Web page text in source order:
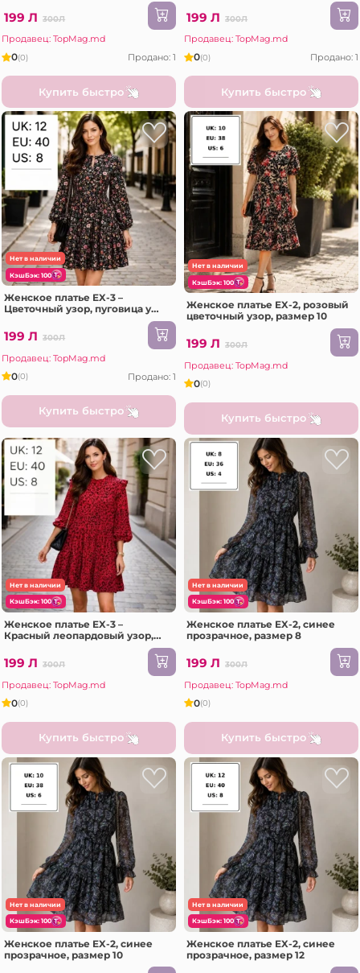
199 Л 300Л
Продавец: TopMag.md
0(0) Продано: 1
Купить быстро
199 Л 300Л
Продавец: TopMag.md
0(0) Продано: 1
Купить быстро
Нет в наличии
КэшБэк: 100
Женское платье EX-3 –
Цветочный узор, пуговица у
199 Л 300Л
Продавец: TopMag.md
0(0) Продано: 1
Купить быстро
Нет в наличии
КэшБэк: 100
Женское платье EX-2, розовый
цветочный узор, размер 10
199 Л 300Л
Продавец: TopMag.md
0(0)
Купить быстро
Нет в наличии
КэшБэк: 100
Женское платье EX-3 –
Красный леопардовый узор,
199 Л 300Л
Продавец: TopMag.md
0(0)
Купить быстро
Нет в наличии
КэшБэк: 100
Женское платье EX-2, синее
прозрачное, размер 8
199 Л 300Л
Продавец: TopMag.md
0(0)
Купить быстро
Нет в наличии
КэшБэк: 100
Женское платье EX-2, синее
прозрачное, размер 10
Нет в наличии
КэшБэк: 100
Женское платье EX-2, синее
прозрачное, размер 12